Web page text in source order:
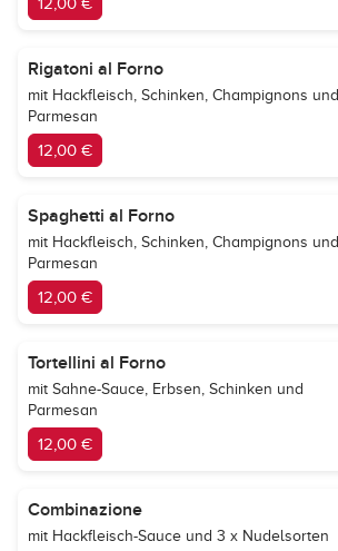
Rigatoni al Forno
mit Hackfleisch, Schinken, Champignons und
Parmesan
12,00 €
Spaghetti al Forno
mit Hackfleisch, Schinken, Champignons und
Parmesan
12,00 €
Tortellini al Forno
mit Sahne-Sauce, Erbsen, Schinken und
Parmesan
12,00 €
Combinazione
mit Hackfleisch-Sauce und 3 x Nudelsorten